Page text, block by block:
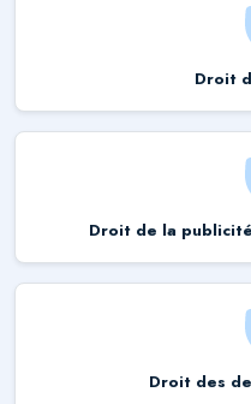
Droit
Droit de la
Droit des